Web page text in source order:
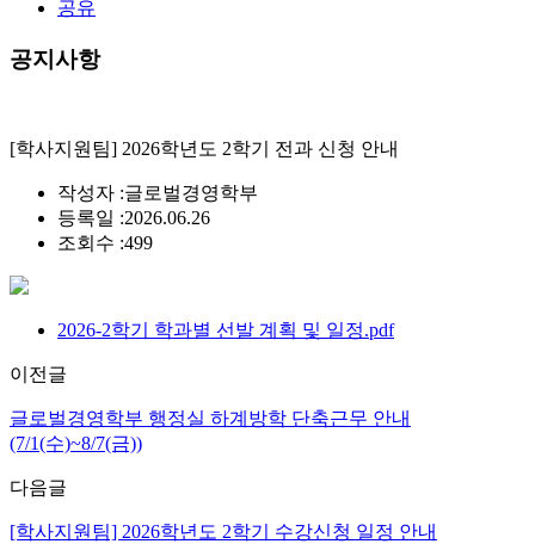
공유
공지사항
[학사지원팀] 2026학년도 2학기 전과 신청 안내
작성자 :글로벌경영학부
등록일 :2026.06.26
조회수 :499
2026-2학기 학과별 선발 계획 및 일정.pdf
이전글
글로벌경영학부 행정실 하계방학 단축근무 안내
(7/1(수)~8/7(금))
다음글
[학사지원팀] 2026학년도 2학기 수강신청 일정 안내